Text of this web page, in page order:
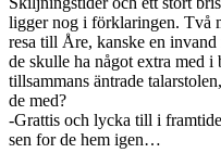
ligger nog i förklaringen. Två
resa till Åre, kanske en
de skulle ha något extra med i
tillsammans äntrade
de med?
-Grattis och lycka till i
sen for de hem igen…